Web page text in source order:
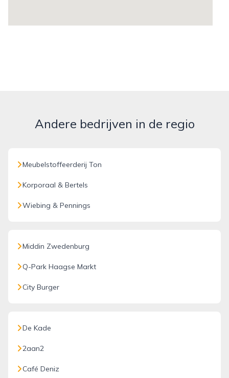
Andere bedrijven in de regio
Meubelstoffeerderij Ton
Korporaal & Bertels
Wiebing & Pennings
Middin Zwedenburg
Q-Park Haagse Markt
City Burger
De Kade
2aan2
Café Deniz